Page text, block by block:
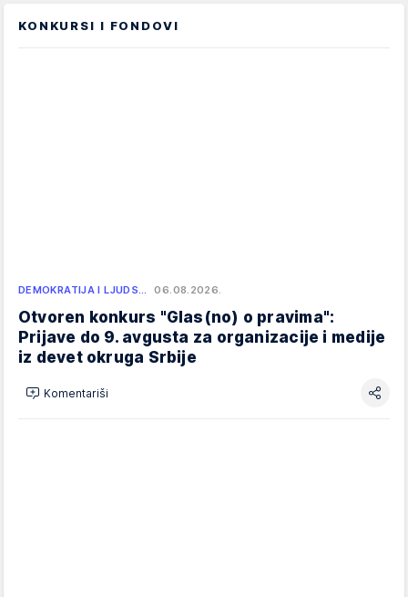
KONKURSI I FONDOVI
DEMOKRATIJA I LJUDS… 06.08.2026.
Otvoren konkurs "Glas(no) o pravima":
Prijave do 9. avgusta za organizacije i medije
iz devet okruga Srbije
Komentariši